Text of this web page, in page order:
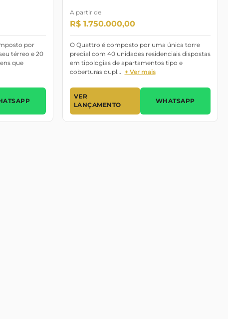
por
térreo e 20
que
A partir de
R$ 1.750.000,00
O Quattro é composto por uma única torre
predial com 40 unidades residenciais dispostas
em tipologias de apartamentos tipo e
coberturas dupl… + Ver mais
VER
LANÇAMENTO
WHATSAPP